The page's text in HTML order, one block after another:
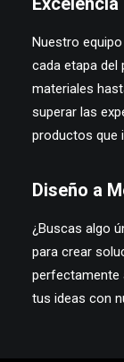
Nuestro
cada etapa del
materiales
superar las
productos que
Diseño a
¿Buscas algo
para crear
perfectamente
tus ideas con